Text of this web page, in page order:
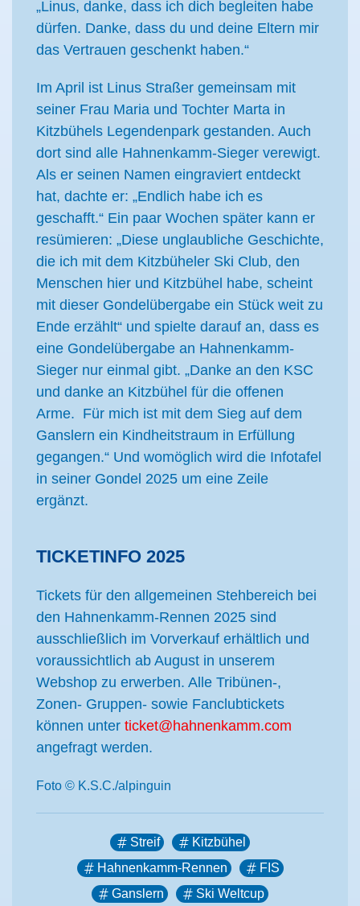
„Linus, danke, dass ich dich begleiten habe
dürfen. Danke, dass du und deine Eltern mir
das Vertrauen geschenkt haben.“
Im April ist Linus Straßer gemeinsam mit
seiner Frau Maria und Tochter Marta in
Kitzbühels Legendenpark gestanden. Auch
dort sind alle Hahnenkamm-Sieger verewigt.
Als er seinen Namen eingraviert entdeckt
hat, dachte er: „Endlich habe ich es
geschafft.“ Ein paar Wochen später kann er
resümieren: „Diese unglaubliche Geschichte,
die ich mit dem Kitzbüheler Ski Club, den
Menschen hier und Kitzbühel habe, scheint
mit dieser Gondelübergabe ein Stück weit zu
Ende erzählt“ und spielte darauf an, dass es
eine Gondelübergabe an Hahnenkamm-
Sieger nur einmal gibt. „Danke an den KSC
und danke an Kitzbühel für die offenen
Arme. Für mich ist mit dem Sieg auf dem
Ganslern ein Kindheitstraum in Erfüllung
gegangen.“ Und womöglich wird die Infotafel
in seiner Gondel 2025 um eine Zeile
ergänzt.
TICKETINFO 2025
Tickets für den allgemeinen Stehbereich bei
den Hahnenkamm-Rennen 2025 sind
ausschließlich im Vorverkauf erhältlich und
voraussichtlich ab August in unserem
Webshop zu erwerben. Alle Tribünen-,
Zonen- Gruppen- sowie Fanclubtickets
können unter ticket@hahnenkamm.com
angefragt werden.
Foto © K.S.C./alpinguin
Streif
Kitzbühel
Hahnenkamm-Rennen
FIS
Ganslern
Ski Weltcup